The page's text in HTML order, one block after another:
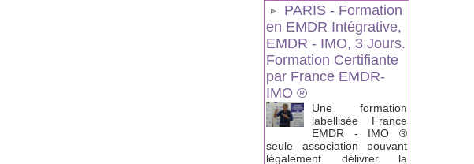
PARIS - Formation
en EMDR Intégrative,
EMDR - IMO, 3 Jours.
Formation Certifiante
par France EMDR-
IMO ®
Une formation
labellisée France
EMDR - IMO ®
seule association pouvant
légalement délivrer la